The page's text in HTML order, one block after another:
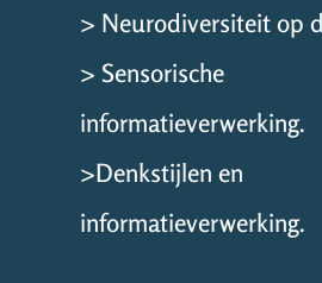
> Neurodiversiteit op
> Sensorische
informatieverwerking.
>Denkstijlen en
informatieverwerking.